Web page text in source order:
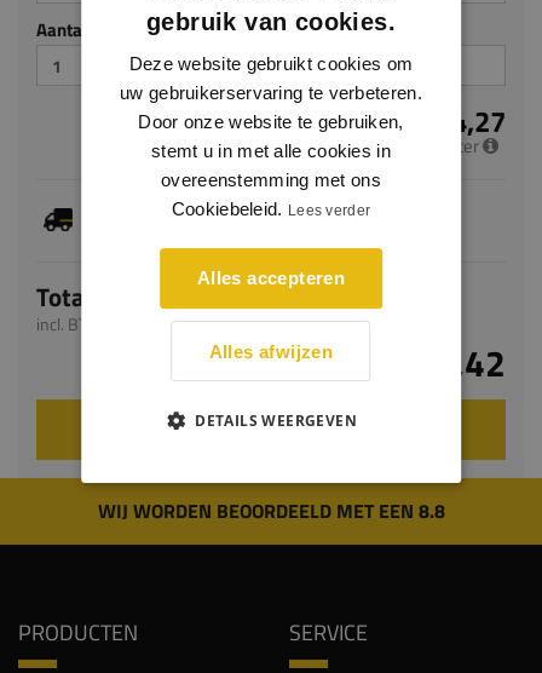
Aantal stuks
€ 4,27
per meter
Dit artikel is voorradig, de verwachte levertijd
Totaal
incl. BTW
€ 10,42
VOEG TOE AAN WINKELWAGEN
WIJ WORDEN BEOORDEELD MET EEN 8.8
PRODUCTEN SERVICE
gebruik van cookies.
Deze website gebruikt cookies om
uw gebruikerservaring te verbeteren.
Door onze website te gebruiken,
stemt u in met alle cookies in
overeenstemming met ons
Cookiebeleid. Lees verder
Alles accepteren
Alles afwijzen
DETAILS WEERGEVEN